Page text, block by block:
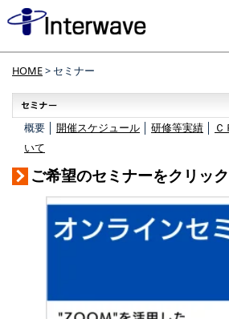
HOME> セミナー
概要 │ 開催スケジュール 研修等実績
いて
ご希望のセミナーをクリック